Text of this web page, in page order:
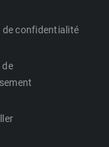
de confidentialité
de